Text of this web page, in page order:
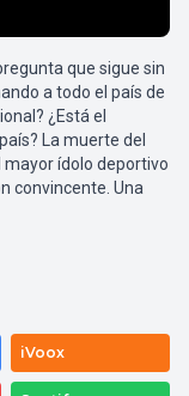
que sigue sin
a todo el país de
¿Está el
La muerte del
ídolo deportivo
convincente. Una
iVoox